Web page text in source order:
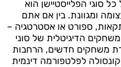
סוגי הפלייסטיישן הוא
ומגוונת. בין אם אתם
ספורט או אסטרטגיה –
הדיגיטלית של סוני
משחקים חדשים, הרחבות
לפלטפורמה דינמית